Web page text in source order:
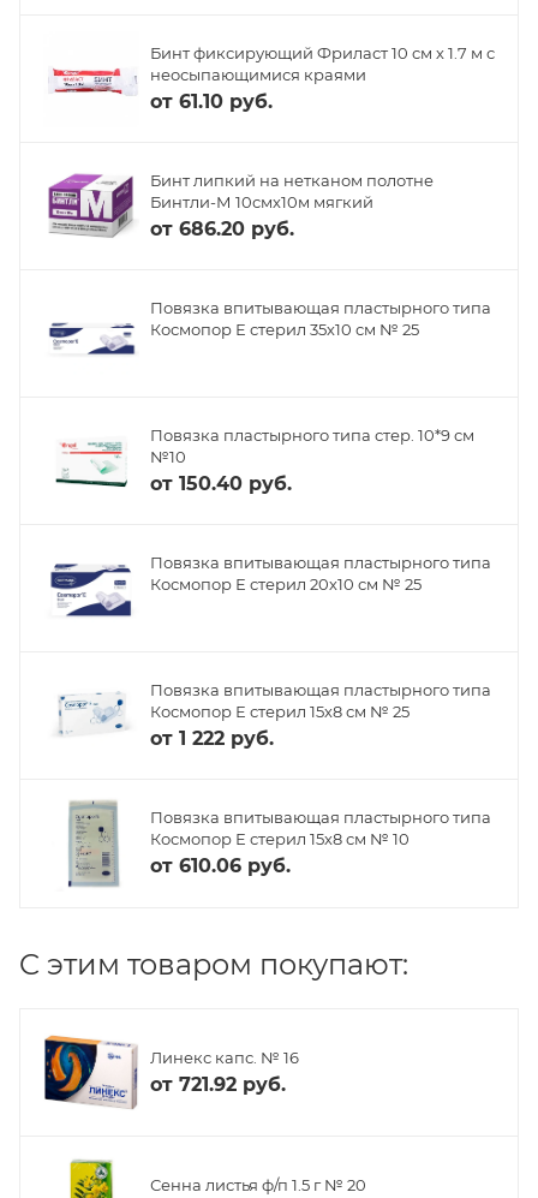
Бинт фиксирующий Фриласт 10 см х 1.7 м с
неосыпающимися краями
от 61.10 руб.
Бинт липкий на нетканом полотне
Бинтли-М 10смх10м мягкий
от 686.20 руб.
Повязка впитывающая пластырного типа
Космопор Е стерил 35х10 см № 25
Повязка пластырного типа стер. 10*9 см
№10
от 150.40 руб.
Повязка впитывающая пластырного типа
Космопор Е стерил 20х10 см № 25
Повязка впитывающая пластырного типа
Космопор Е стерил 15х8 см № 25
от 1 222 руб.
Повязка впитывающая пластырного типа
Космопор Е стерил 15х8 см № 10
от 610.06 руб.
C этим товаром покупают:
Линекс капс. № 16
от 721.92 руб.
Сенна листья ф/п 1.5 г № 20